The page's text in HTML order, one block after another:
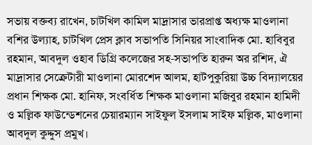
সভায় বক্তব্য রাখেন, চাটখিল কামিল মাদ্রাসার ভারপ্রাপ্ত অধ্যক্ষ মাওলানা
বশির উল্যাহ, চাটখিল প্রেস ক্লাব সভাপতি সিনিয়র সাংবাদিক মো. হাবিবুর
রহমান, আবদুল ওহাব ডিগ্রি কলেজের সহ-সভাপতি হারুন অর রশিদ, ঐ
মাদ্রাসার সেক্রেটারী মাওলানা মোরশেদ আলম, হাটপুকুরিয়া উচ্চ বিদ্যালয়ের
প্রধান শিক্ষক মো. হানিফ, সংবর্ধিত শিক্ষক মাওলানা মজিবুর রহমান হামিদী
ও মল্লিক ফাউন্ডেশনের চেয়ারম্যান সাইফুল ইসলাম সাইফ মল্লিক, মাওলানা
আবদুল কুদ্দুস প্রমুখ।